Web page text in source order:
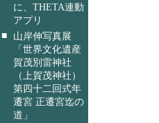
に、THETA連動
アプリ
■
山岸伸写真展
「世界文化遺産
賀茂別雷神社
（上賀茂神社）
第四十二回式年
遷宮 正遷宮迄の
道」